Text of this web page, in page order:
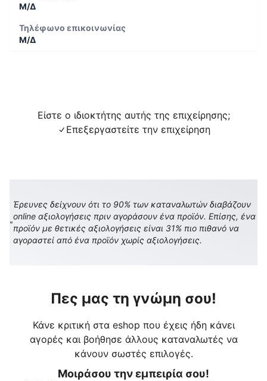
Μ/Δ
Τηλέφωνο επικοινωνίας
Μ/Δ
Είστε ο ιδιοκτήτης αυτής της επιχείρησης;
Επεξεργαστείτε την επιχείρηση
Έρευνες δείχνουν ότι το 90% των καταναλωτών διαβάζουν
online αξιολογήσεις πριν αγοράσουν ένα προϊόν. Επίσης, ένα
προϊόν με θετικές αξιολογήσεις είναι 31% πιο πιθανό να
αγοραστεί από ένα προϊόν χωρίς αξιολογήσεις.
Πες μας τη γνώμη σου!
Κάνε κριτική στα eshop που έχεις ήδη κάνει
αγορές και βοήθησε άλλους καταναλωτές να
κάνουν σωστές επιλογές.
Μοιράσου την εμπειρία σου!